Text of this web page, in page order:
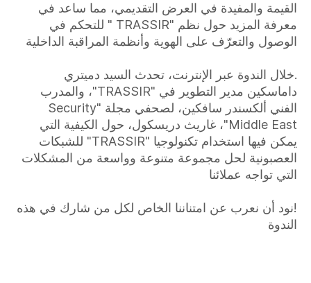
القيمة والمفيدة في العرض التقديمي، مما ساعد في
معرفة المزيد حول نظم "TRASSIR " للتحكم في
الوصول والتعرّف على الهوية وأنظمة المراقبة الداخلية
.خلال الندوة عبر الإنترنت، تحدث السيد دميتري
داماسكين مدير التطوير في "TRASSIR"، والمدرب
الفني ألكسندر سافكين، لصحفي مجلة "Security
Middle East"، غاريث دريسكول، حول الكيفية التي
يمكن فيها استخدام تكنولوجيا "TRASSIR" للشبكات
العصبونية لحل مجموعة متنوعة وواسعة من المشكلات
التي تواجه عملائنا
!نود أن نعرب عن امتناننا الخاص لكل من شارك في هذه
الندوة